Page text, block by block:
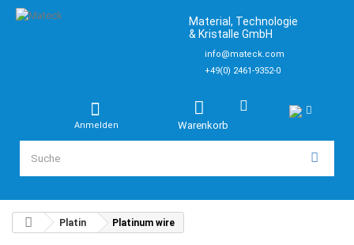
Material, Technologie
& Kristalle GmbH
info@mateck.com
+49(0) 2461-9352-0
Warenkorb
Anmelden
Platin Platinum wire